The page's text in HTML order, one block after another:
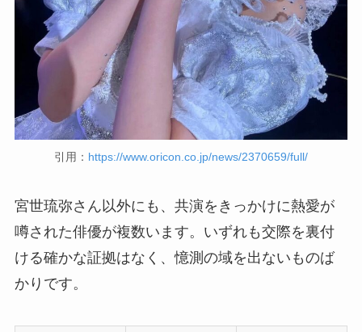
引用： https://www.oricon.co.jp/news/2370659/full/
宮世琉弥さん以外にも、共演をきっかけに熱愛が
噂された俳優が複数います。いずれも交際を裏付
ける確かな証拠はなく、憶測の域を出ないものば
かりです。